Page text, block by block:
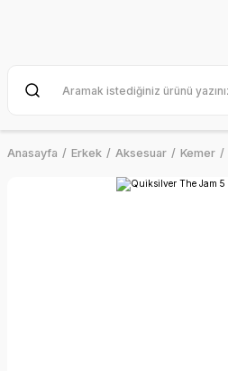
Anasayfa Erkek Aksesuar Kemer